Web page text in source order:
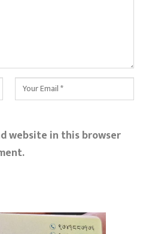
website in this browser